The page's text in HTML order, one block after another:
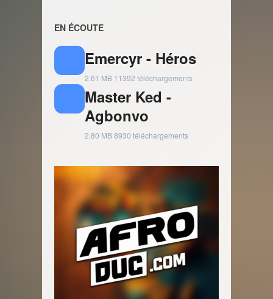
EN ÉCOUTE
Emercyr - Héros
2.61 MB 11392 téléchargements
Master Ked -
Agbonvo
2.80 MB8930 téléchargements